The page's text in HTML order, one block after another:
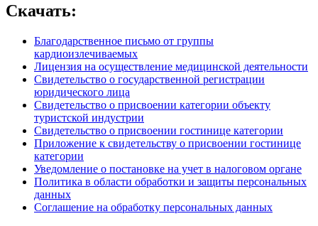
Скачать:
Благодарственное письмо от группы
кардиоизлечиваемых
Лицензия на осуществление медицинской деятельности
Свидетельство о государственной регистрации
юридического лица
Свидетельство о присвоении категории объекту
туристской индустрии
Свидетельство о присвоении гостинице категории
Приложение к свидетельству о присвоении гостинице
категории
Уведомление о постановке на учет в налоговом органе
Политика в области обработки и защиты персональных
данных
Соглашение на обработку персональных данных